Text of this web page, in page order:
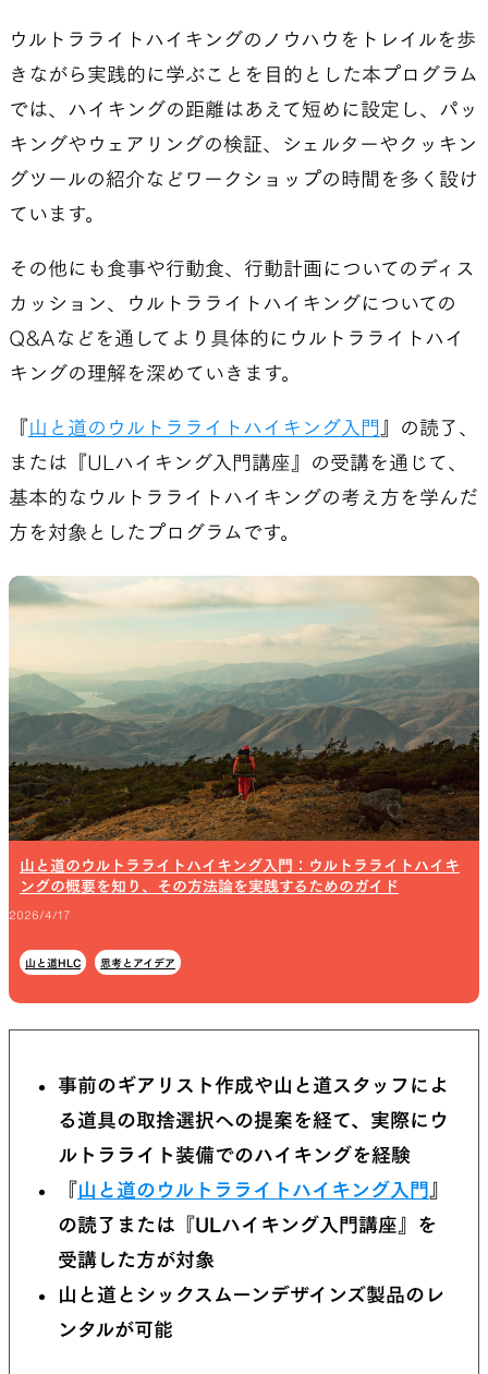
パーツ
機能を拡張する道具
製品ロスをなくすための特別
ウルトラライトハイキングのノウハウをトレイルを歩
きながら実践的に学ぶことを目的とした本プログラム
では、ハイキングの距離はあえて短めに設定し、パッ
キングやウェアリングの検証、シェルターやクッキン
グツールの紹介などワークショップの時間を多く設け
ています。
その他にも食事や行動食、行動計画についてのディス
カッション、ウルトラライトハイキングについての
Q&Aなどを通してより具体的にウルトラライトハイ
キングの理解を深めていきます。
『山と道のウルトラライトハイキング入門 』の読了、
または『ULハイキング入門講座』の受講を通じて、
基本的なウルトラライトハイキングの考え方を学んだ
方を対象としたプログラムです。
山と道のウルトラライトハイキング入門：ウルトラライトハイキ
ングの概要を知り、その方法論を実践するためのガイド
2026/4/17
山と道HLC 思考とアイデア
事前のギアリスト作成や山と道スタッフによ
る道具の取捨選択への提案を経て、実際にウ
ルトラライト装備でのハイキングを経験
『山と道のウルトラライトハイキング入門 』
の読了または『ULハイキング入門講座』を
受講した方が対象
山と道とシックスムーンデザインズ製品のレ
ンタルが可能